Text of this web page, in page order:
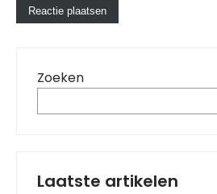
Zoeken
Laatste artikelen